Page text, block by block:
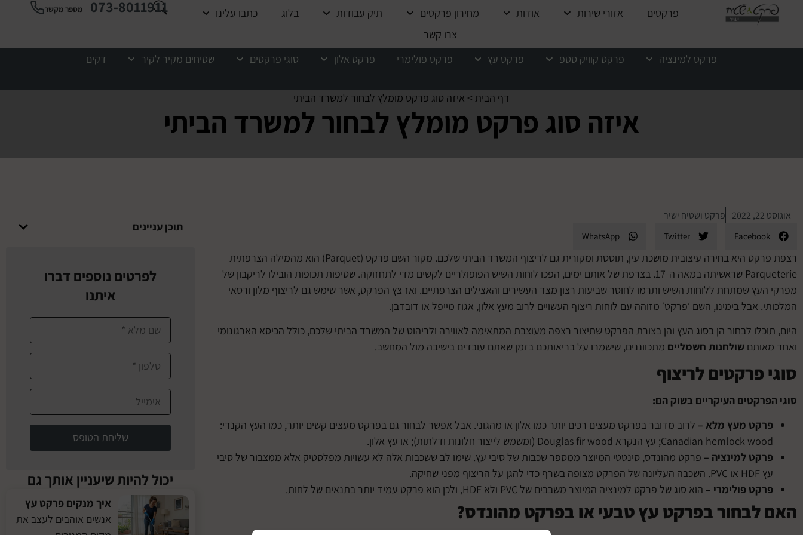
פרקטים אזורי שירות אודות מחירון פרקטים תיק עבודות בלוג
כתבו עלינו
צרו קשר
073-8011911 מספר מקשר
פרקט למינציה פרקט קוויק סטפ פרקט עץ פרקט פולימרי פרקט אלון סוגי פרקטים שטיחים מקיר לקיר דקים
דף הבית > איזה סוג פרקט מומלץ לבחור למשרד הביתי
איזה סוג פרקט מומלץ לבחור למשרד הביתי
אוגוסט 22, 2022 פרקט ושטיח ישיר
Facebook
Twitter
WhatsApp
רצפת פרקט היא בחירה עיצובית מושכת עין, תוססת ומקורית גם לריצוף המשרד הביתי שלכם. מקור השם פרקט (Parquet) הוא מהמילה הצרפתית
Parqueterie שראשיתה במאה ה-17. בצרפת של אותם ימים, הפכו לוחות השיש הפופולריים לקשים מדי לתחזוקה. שטיפות תכופות הובילו לריקבון של
מפרקי העץ שמתחת ללוחות השיש ותרמו לחוסר שביעות רצון מצד העשירים והאצילים הצרפתיים. ואז צץ הפרקט, אשר שימש גם לריצוף מלון ורסאי
המלכותי. אבל בימינו, השם ׳פרקט׳ מזוהה עם לוחות ריצוף העשויים לרוב מעץ אלון, אגוז מייפל או דובדבן.
היום, תוכלו לבחור הן בסוג העץ והן בצורת הפרקט שתיצור רצפה מעוצבת המתאימה לאווירה ולריהוט של המשרד הביתי שלכם, כולל הכיסא הארגונומי
ואחד מאותם שולחנות חשמליים מתכווננים, שישמרו על בריאותכם בזמן שאתם עובדים בישיבה מול המחשב.
סוגי פרקטים לריצוף
סוגי הפרקטים העיקריים בשוק הם:
פרקט מעץ מלא – לרוב מדובר בפרקט מעצים רכים יותר כמו אלון או מהגוני. אבל אפשר לבחור גם בפרקט מעצים קשים יותר, כמו העץ הקנדי:
Canadian hemlock wood; עץ הנקרא Douglas fir wood (ומשמש לייצור חלונות ודלתות); או עץ אלון.
פרקט למינציה – פרקט מהונדס, סינטטי המיוצר ממספר שכבות של סיבי עץ. שימו לב ששכבות אלה לא עשויות מפלסטיק אלא ממצבור של סיבי
עץ HDF או PVC. השכבה העליונה של הפרקט מצופה בשרף כדי להגן על הריצוף מפני שחיקה.
פרקט פולימרי – הוא סוג של פרקט למינציה המיוצר משבבים של PVC ולא HDF, ולכן הוא פרקט עמיד יותר בתנאים של לחות.
האם לבחור בפרקט עץ טבעי או בפרקט מהונדס?
תוכן עניינים
לפרטים נוספים דברו
איתנו
שליחת הטופס
יכול להיות שיעניין אותך גם
איך מנקים פרקט עץ
אנשים אוהבים לעצב את